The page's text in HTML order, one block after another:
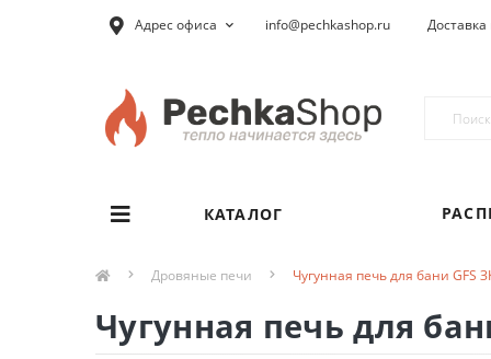
Адрес офиса info@pechkashop.ru Доставка
КАТАЛОГ
Дровяные печи Чугунная печь для бани GFS
Чугунная печь для